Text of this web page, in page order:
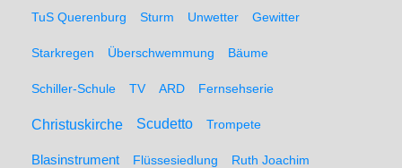
TuS Querenburg Sturm Unwetter Gewitter
Starkregen Überschwemmung Bäume
Schiller-Schule TV ARD Fernsehserie
Christuskirche Scudetto Trompete
Blasinstrument Flüssesiedlung Ruth Joachim